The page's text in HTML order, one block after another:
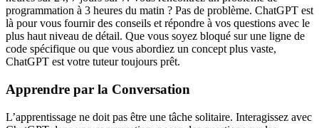
programmation à 3 heures du matin ? Pas de problème. ChatGPT est
là pour vous fournir des conseils et répondre à vos questions avec le
plus haut niveau de détail. Que vous soyez bloqué sur une ligne de
code spécifique ou que vous abordiez un concept plus vaste,
ChatGPT est votre tuteur toujours prêt.
Apprendre par la Conversation
L’apprentissage ne doit pas être une tâche solitaire. Interagissez avec